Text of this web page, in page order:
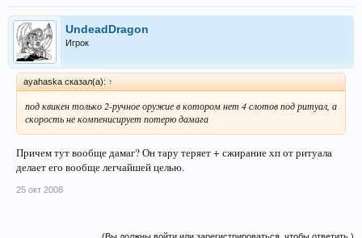
UndeadDragon
Игрок
ayahaska сказал(а): ↑
под квикен только 2-ручное оружие в котором нет 4 слотов под ритуал, а
скорость не компенисирует потерю дамага
Причем тут вообще дамаг? Он тару теряет + сжирание хп от ритуала
делает его вообще легчайшей целью.
25 окт 2008